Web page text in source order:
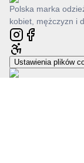
Polska marka
kobiet, mężczyzn i
Ustawienia plików